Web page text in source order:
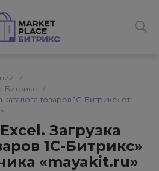
/
Битрикс
/
каталога товаров 1С-Битрикс» от
Загрузка
1С-Битрикс»
«mayakit.ru»